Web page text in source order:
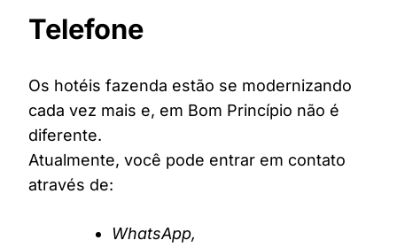
Telefone
Os hotéis fazenda estão se modernizando
cada vez mais e, em Bom Princípio não é
diferente.
Atualmente, você pode entrar em contato
através de:
WhatsApp,